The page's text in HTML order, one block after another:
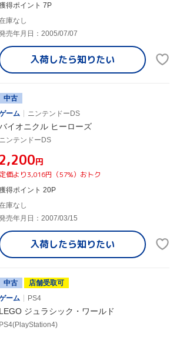
得ポイント 7P
庫なし
売年月日：2005/07/07
入荷したら知りたい
中古
ーム
ニンテンドーDS
イオニクル ヒーローズ
ニンテンドーDS
¥2,200円
定価より3,016円（57%）おトク
得ポイント 20P
庫なし
売年月日：2007/03/15
入荷したら知りたい
中古
店舗受取可
ーム
PS4
LEGO ジュラシック・ワールド
PS4(PlayStation4)